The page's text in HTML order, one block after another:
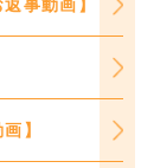
事動画】
】